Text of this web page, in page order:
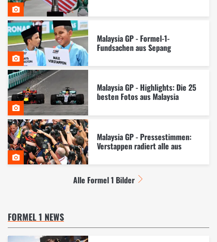
Malaysia GP - Formel-1-
Fundsachen aus Sepang
Malaysia GP - Highlights: Die 25
besten Fotos aus Malaysia
Malaysia GP - Pressestimmen:
Verstappen radiert alle aus
Alle Formel 1 Bilder
FORMEL 1 NEWS